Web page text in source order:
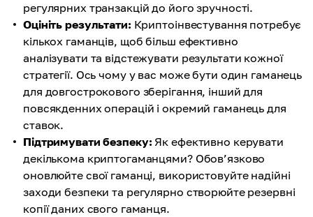
регулярних транзакцій до його зручності.
Оцініть результати: Криптоінвестування потребує
кількох гаманців, щоб більш ефективно
аналізувати та відстежувати результати кожної
стратегії. Ось чому у вас може бути один гаманець
для довгострокового зберігання, інший для
повсякденних операцій і окремий гаманець для
ставок.
Підтримувати безпеку: Як ефективно керувати
декількома криптогаманцями? Обов’язково
оновлюйте свої гаманці, використовуйте надійні
заходи безпеки та регулярно створюйте резервні
копії даних свого гаманця.